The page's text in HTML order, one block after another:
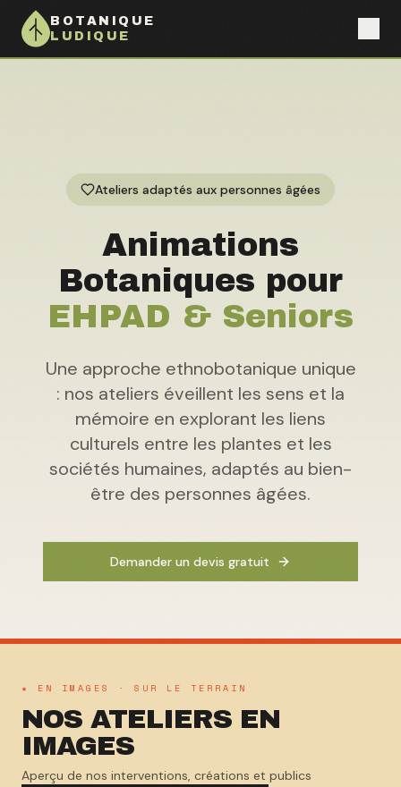
BOTANIQUE
LUDIQUE
Ateliers adaptés aux personnes âgées
Animations
Botaniques pour
EHPAD & Seniors
Une approche ethnobotanique unique
: nos ateliers éveillent les sens et la
mémoire en explorant les liens
culturels entre les plantes et les
sociétés humaines, adaptés au bien-
être des personnes âgées.
Demander un devis gratuit
★ EN IMAGES · SUR LE TERRAIN
NOS ATELIERS EN
IMAGES
Aperçu de nos interventions, créations et publics